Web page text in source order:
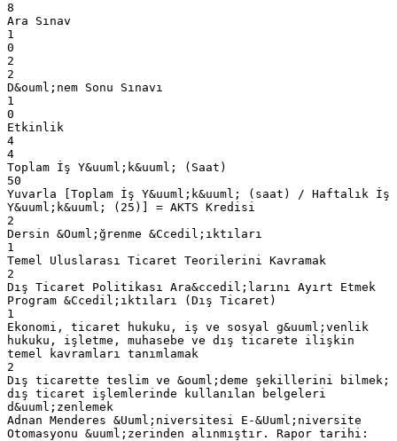
8
Ara Sınav
1
0
2
2
D&ouml;nem Sonu Sınavı
1
0
Etkinlik
4
4
Toplam İş Y&uuml;k&uuml; (Saat)
50
Yuvarla [Toplam İş Y&uuml;k&uuml; (saat) / Haftalık İş
Y&uuml;k&uuml; (25)] = AKTS Kredisi
2
Dersin &Ouml;ğrenme &Ccedil;ıktıları
1
Temel Uluslarası Ticaret Teorilerini Kavramak
2
Dış Ticaret Politikası Ara&ccedil;larını Ayırt Etmek
Program &Ccedil;ıktıları (Dış Ticaret)
1
Ekonomi, ticaret hukuku, iş ve sosyal g&uuml;venlik
hukuku, işletme, muhasebe ve dış ticarete ilişkin
temel kavramları tanımlamak
2
Dış ticarette teslim ve &ouml;deme şekillerini bilmek;
dış ticaret işlemlerinde kullanılan belgeleri
d&uuml;zenlemek
Adnan Menderes &Uuml;niversitesi E-&Uuml;niversite
Otomasyonu &uuml;zerinden alınmıştır. Rapor tarihi: